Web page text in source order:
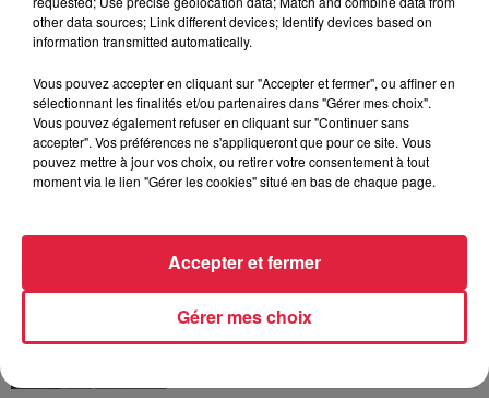
nombreuses interrogations, la municipalité a pris...
other data sources; Link different devices; Identify devices based on
information transmitted automatically.
Vous pouvez accepter en cliquant sur "Accepter et fermer", ou affiner en
sélectionnant les finalités et/ou partenaires dans "Gérer mes choix".
Vous pouvez également refuser en cliquant sur "Continuer sans
accepter". Vos préférences ne s'appliqueront que pour ce site. Vous
pouvez mettre à jour vos choix, ou retirer votre consentement à tout
moment via le lien "Gérer les cookies" situé en bas de chaque page.
Gérer mes choix
Accepter et fermer